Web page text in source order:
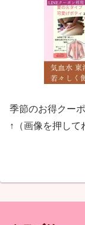
季節のお得クー
↑（画像を押して